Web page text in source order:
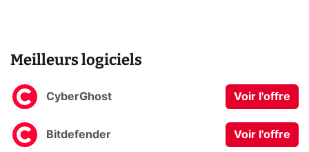
Meilleurs logiciels
CyberGhost Voir l'offre
Bitdefender Voir l'offre